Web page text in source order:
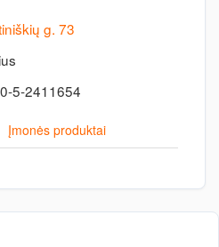
g. 73
5-2411654
Įmonės produktai